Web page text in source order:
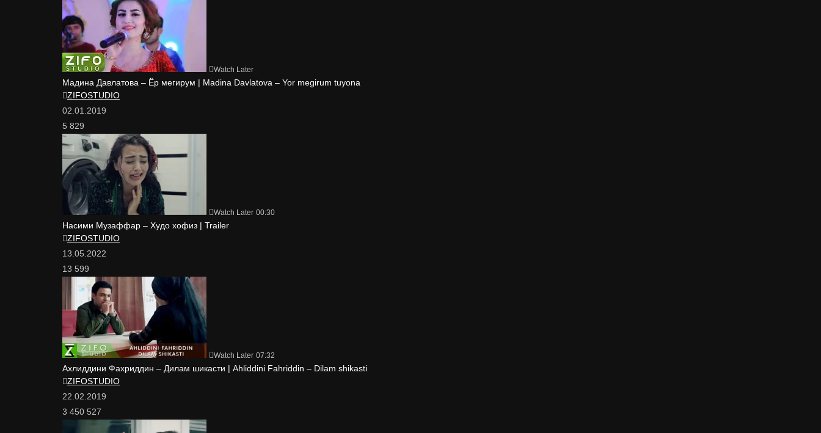
Watch Later
Мадина Давлатова – Ёр мегирум | Madina Davlatova – Yor megirum tuyona
ZIFOSTUDIO
02.01.2019
5 829
Watch Later 00:30
Насими Музаффар – Худо хофиз | Trailer
ZIFOSTUDIO
13.05.2022
13 599
Watch Later 07:32
Ахлиддини Фахриддин – Дилам шикасти | Ahliddini Fahriddin – Dilam shikasti
ZIFOSTUDIO
22.02.2019
3 450 527